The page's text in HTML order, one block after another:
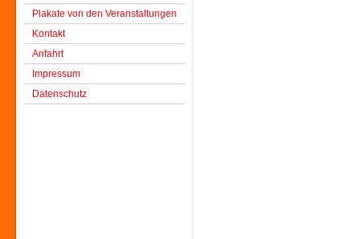
Plakate von den Veranstaltungen
Kontakt
Anfahrt
Impressum
Datenschutz